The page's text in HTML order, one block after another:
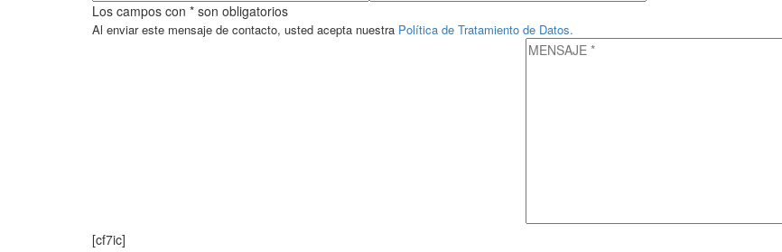
Los campos con * son obligatorios
Al enviar este mensaje de contacto, usted acepta nuestra Política de Tratamiento de Datos.
[cf7ic]